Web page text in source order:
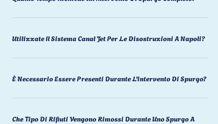
Utilizzate Il Sistema Canal Jet Per Le Disostruzioni A Napoli?
È Necessario Essere Presenti Durante L'intervento Di Spurgo?
Che Tipo Di Rifiuti Vengono Rimossi Durante Uno Spurgo A